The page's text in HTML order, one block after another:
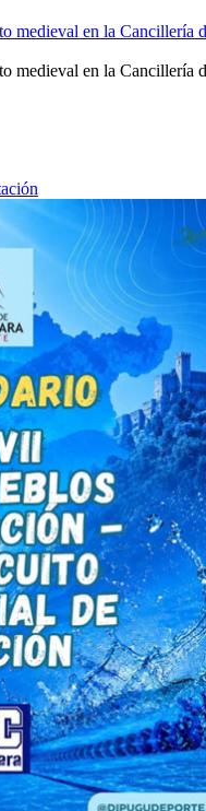
medieval en la Cancillería
medieval en la Cancillería